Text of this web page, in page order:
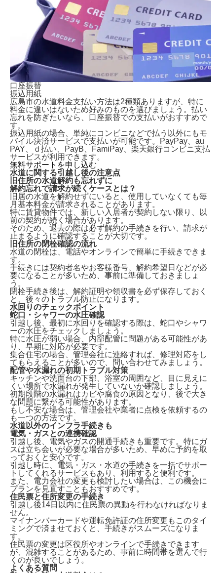
口座振替
振込用紙
広島市の水道料金支払い方法は2種類ありますが、特に
料金に違いはないため好みのものを選びましょう。払い
忘れを防ぎたいなら、口座振替での支払いがおすすめで
す。
振込用紙の場合、単純にコンビニなどで払う以外にもモ
バイル決済サービスで支払いが可能です。PayPay、au
PAY、ｄ払い、PayB、FamiPay、楽天銀行コンビニ支払
サービスが利用できます。
無料サポートを申し込む
水道に関する引越し後の注意点
旧住所の水道解約も忘れずに
解約忘れで請求が続くケースとは？
旧居の水道を解約せずにいる と、使用していなくても毎
月基本料金が請求されることがあります。
特に賃貸物件では、新しい入居者が契約しない限り、以
前の契約が続く場合があります。
そのため、退去の際は必ず解約の手続きを行い、請求が
止まるように確認することが大切です。
旧住所の閉栓確認の流れ
水道の閉栓は、 電話やオンラインで簡単に手続きできま
す。
手続きには契約者名やお客様番号、解約希望日などが必
要になることが多いため、事前に準備しておきましょ
う。
閉栓手続き後は、解約証明や領収書を必ず保存しておく
と、後々のトラブル防止になります。
水回りのチェックポイント
蛇口・シャワーの水圧確認
引越し後、最初に水回りを確認する際は、 蛇口やシャワ
ーの水圧をチェックしましょう。
特に水圧が弱い場合、内部配管に問題がある可能性があ
り、早期に対応が必要です。
集合住宅の場合、管理会社に連絡すれば、修理対応をし
てもらえることが多いので、問い合わせてみましょう。
配管や水漏れの初期トラブル対策
キッチンや洗面台の下部、浴室の周囲など、
目に見えに
くい場所で水漏れが発生していないか確認しましょう。
初期段階の水漏れはカビや腐食の原因となり、後で大き
な問題に繋がる可能性があります。
もし不安な場合は、管理会社や業者に点検を依頼するの
も一つの方法です。
水道以外のインフラ手続きも
電気・ガスとの連携確認
引越し後、電気やガスの開通手続きも重要です。特に ガ
スは立ち会いが必要な場合が多いため、早めに予約を取
っておくと安心です。
引越し時に、電気・ガス・水道の手続きを一括でサポー
トしてくれるサービスもあり、利用すると便利です。
また、電力会社の変更も検討したい場合は、この機会に
プランを見直すこともおすすめです。
住民票と住所変更の手続き
引越し後14日以内に住民票の異動を行わなければなりま
せん。
マイナンバーカードや運転免許証の住所変更もこのタイ
ミングで済ませておくと、手続きがスムーズになりま
す。
住民票の変更は区役所やオンラインで手続きできます
が、混雑することがあるため、事前に時間帯を選んで行
くのが良いでしょう。
よくある質問